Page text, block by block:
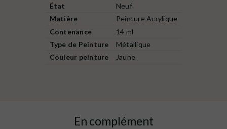
État
Neuf
Matière
Peinture Acrylique
Contenance
14 ml
Type de Peinture
Métallique
Couleur peinture
Jaune
En complément